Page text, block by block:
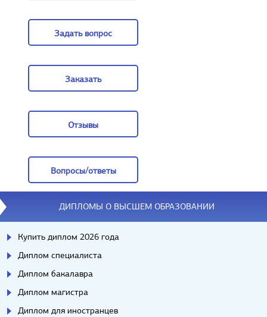
Задать вопрос
Заказать
Отзывы
Вопросы/ответы
Вопросы/ответы
ДИПЛОМЫ О ВЫСШЕМ ОБРАЗОВАНИИ
Купить диплом 2026 года
Диплом специалиста
Диплом бакалавра
Диплом магистра
Диплом для иностранцев